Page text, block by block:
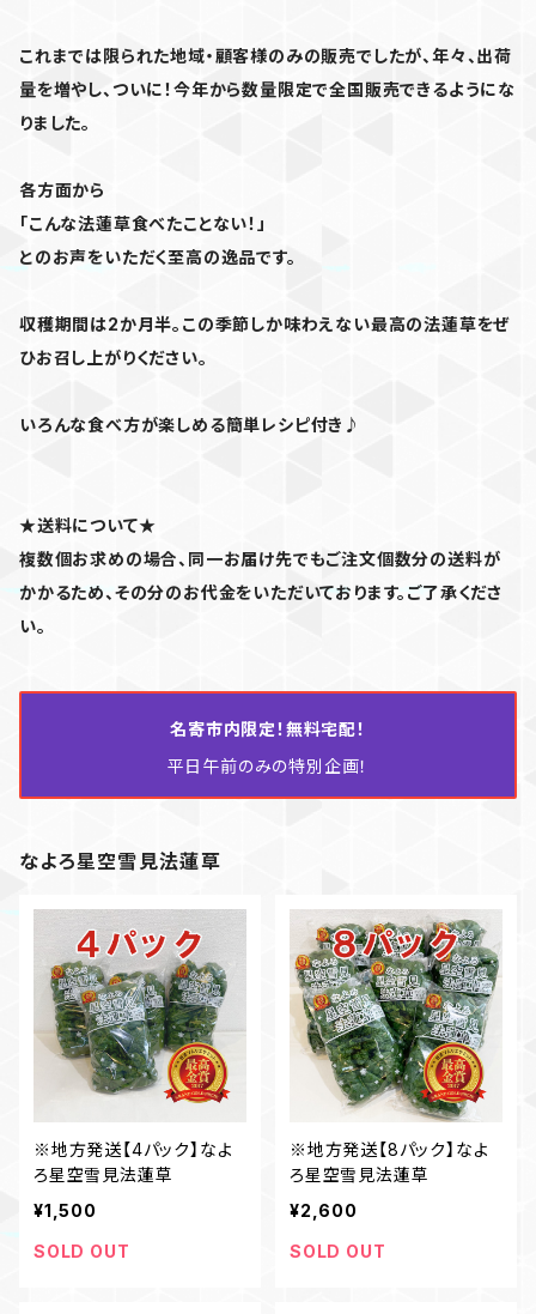
これまでは限られた地域・顧客様のみの販売でしたが、年々、出荷
量を増やし、ついに！今年から数量限定で全国販売できるようにな
りました。
各方面から
「こんな法蓮草食べたことない！」
とのお声をいただく至高の逸品です。
収穫期間は2か月半。この季節しか味わえない最高の法蓮草をぜ
ひお召し上がりください。
いろんな食べ方が楽しめる簡単レシピ付き♪
★送料について★
複数個お求めの場合、同一お届け先でもご注文個数分の送料が
かかるため、その分のお代金をいただいております。ご了承くださ
い。
名寄市内限定！無料宅配！
平日午前のみの特別企画！
なよろ星空雪見法蓮草
※地方発送【4パック】なよ
ろ星空雪見法蓮草
¥1,500
SOLD OUT
※地方発送【8パック】なよ
ろ星空雪見法蓮草
¥2,600
SOLD OUT